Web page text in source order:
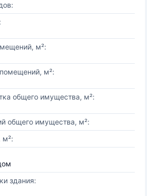
м²:
м²:
общего имущества, м²:
общего имущества, м²:
м²:
здания: